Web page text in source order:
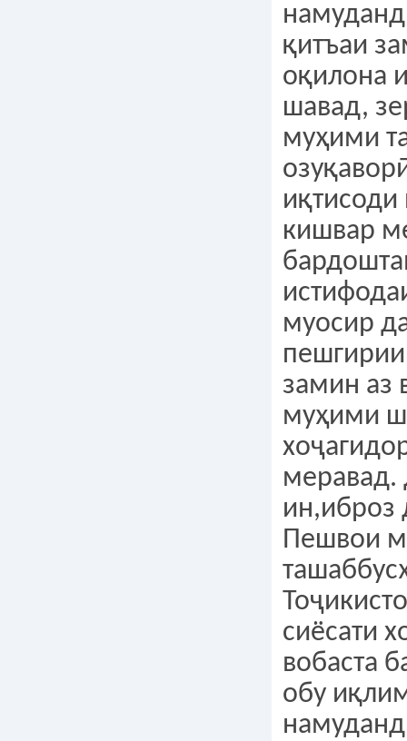
қитъаи
оқилона
шавад,
муҳими
кишвар
муосир
замин аз
муҳими
меравад.
ин,иброз
Пешвои
сиёсати
вобаста
обу